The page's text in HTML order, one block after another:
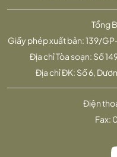
Tổng
Giấy phép xuất bản: 139/
Địa chỉ Tòa soạn: Số
Địa chỉ ĐK: Số 6,
Điện
Fax: